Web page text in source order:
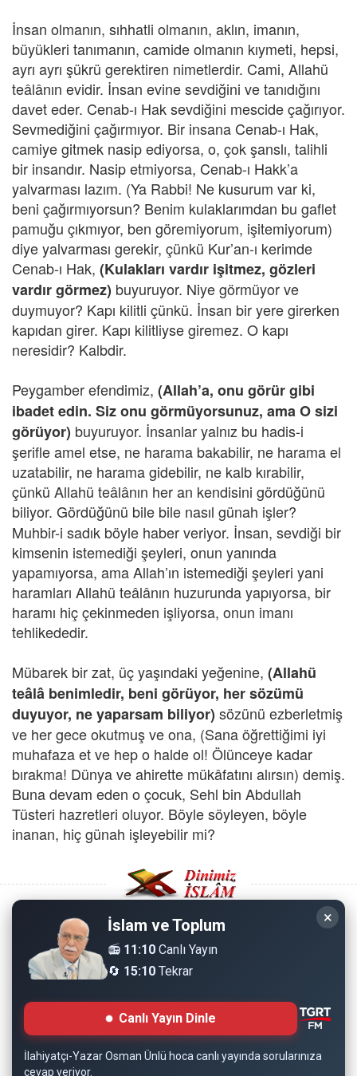
İnsan olmanın, sıhhatli olmanın, aklın, imanın,
büyükleri tanımanın, camide olmanın kıymeti, hepsi,
ayrı ayrı şükrü gerektiren nimetlerdir. Cami, Allahü
teâlânın evidir. İnsan evine sevdiğini ve tanıdığını
davet eder. Cenab-ı Hak sevdiğini mescide çağırıyor.
Sevmediğini çağırmıyor. Bir insana Cenab-ı Hak,
camiye gitmek nasip ediyorsa, o, çok şanslı, talihli
bir insandır. Nasip etmiyorsa, Cenab-ı Hakk’a
yalvarması lazım. (Ya Rabbi! Ne kusurum var ki,
beni çağırmıyorsun? Benim kulaklarımdan bu gaflet
pamuğu çıkmıyor, ben göremiyorum, işitemiyorum)
diye yalvarması gerekir, çünkü Kur’an-ı kerimde
Cenab-ı Hak, (Kulakları vardır işitmez, gözleri
vardır görmez) buyuruyor. Niye görmüyor ve
duymuyor? Kapı kilitli çünkü. İnsan bir yere girerken
kapıdan girer. Kapı kilitliyse giremez. O kapı
neresidir? Kalbdir.
Peygamber efendimiz, (Allah’a, onu görür gibi
ibadet edin. Siz onu görmüyorsunuz, ama O sizi
görüyor) buyuruyor. İnsanlar yalnız bu hadis-i
şerifle amel etse, ne harama bakabilir, ne harama el
uzatabilir, ne harama gidebilir, ne kalb kırabilir,
çünkü Allahü teâlânın her an kendisini gördüğünü
biliyor. Gördüğünü bile bile nasıl günah işler?
Muhbir-i sadık böyle haber veriyor. İnsan, sevdiği bir
kimsenin istemediği şeyleri, onun yanında
yapamıyorsa, ama Allah’ın istemediği şeyleri yani
haramları Allahü teâlânın huzurunda yapıyorsa, bir
haramı hiç çekinmeden işliyorsa, onun imanı
tehlikededir.
Mübarek bir zat, üç yaşındaki yeğenine, (Allahü
teâlâ benimledir, beni görüyor, her sözümü
duyuyor, ne yaparsam biliyor) sözünü ezberletmiş
ve her gece okutmuş ve ona, (Sana öğrettiğimi iyi
muhafaza et ve hep o halde ol! Ölünceye kadar
bırakma! Dünya ve ahirette mükâfatını alırsın) demiş.
Buna devam eden o çocuk, Sehl bin Abdullah
Tüsteri hazretleri oluyor. Böyle söyleyen, böyle
inanan, hiç günah işleyebilir mi?
Copyright © 2008 - Dinimiz İslam. Her Hakkı Saklıdır.
Sitemizdeki bilgiler, bütün insanların istifadesi için
hazırlanmıştır. Orijinaline sadık kalmak şartıyla, izin
almaya gerek kalmadan, herkes istediği gibi alıp istifade
edebilir.
×
İslam ve Toplum
📻 11:10 Canlı Yayın
🔄 15:10 Tekrar
Canlı Yayın Dinle
İlahiyatçı-Yazar Osman Ünlü hoca canlı yayında sorularınıza
cevap veriyor.